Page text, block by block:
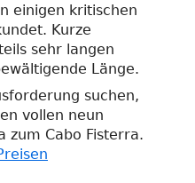
einigen kritischen
Kurze
sehr langen
Länge.
suchen,
vollen neun
zum Cabo Fisterra.